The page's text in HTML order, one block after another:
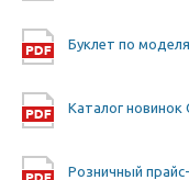
Буклет по
Каталог новинок
Розничный прайс-